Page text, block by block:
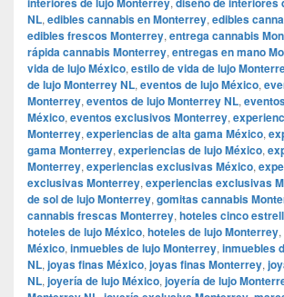
NL, edibles cannabis en Monterrey, edibles
edibles frescos Monterrey, entrega cannabis
rápida cannabis Monterrey, entregas en mano
vida de lujo México, estilo de vida de lujo
de lujo Monterrey NL, eventos de lujo México,
Monterrey, eventos de lujo Monterrey NL,
México, eventos exclusivos Monterrey,
Monterrey, experiencias de alta gama México,
gama Monterrey, experiencias de lujo México,
Monterrey, experiencias exclusivas México,
exclusivas Monterrey, experiencias exclusivas
de sol de lujo Monterrey, gomitas cannabis
cannabis frescas Monterrey, hoteles cinco
hoteles de lujo México, hoteles de lujo Monterrey,
México, inmuebles de lujo Monterrey, inmuebles
NL, joyas finas México, joyas finas Monterrey,
NL, joyería de lujo México, joyería de lujo